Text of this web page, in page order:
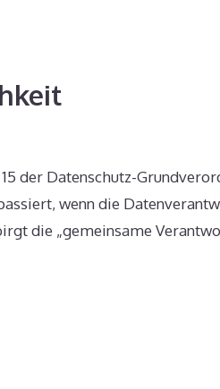
der Datenschutz-
wenn die
die „gemeinsame